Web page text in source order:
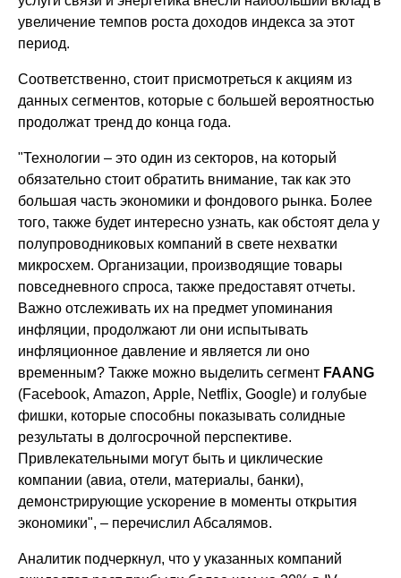
увеличение темпов роста доходов индекса за этот
период.
Соответственно, стоит присмотреться к акциям из
данных сегментов, которые с большей вероятностью
продолжат тренд до конца года.
"Технологии – это один из секторов, на который
обязательно стоит обратить внимание, так как это
большая часть экономики и фондового рынка. Более
того, также будет интересно узнать, как обстоят дела у
полупроводниковых компаний в свете нехватки
микросхем. Организации, производящие товары
повседневного спроса, также предоставят отчеты.
Важно отслеживать их на предмет упоминания
инфляции, продолжают ли они испытывать
инфляционное давление и является ли оно
временным? Также можно выделить сегмент FAANG
(Facebook, Amazon, Apple, Netflix, Google) и голубые
фишки, которые способны показывать солидные
результаты в долгосрочной перспективе.
Привлекательными могут быть и циклические
компании (авиа, отели, материалы, банки),
демонстрирующие ускорение в моменты открытия
экономики", – перечислил Абсалямов.
Аналитик подчеркнул, что у указанных компаний